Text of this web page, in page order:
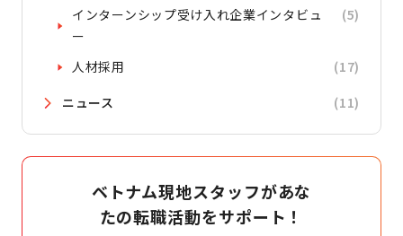
インターンシップ受け入れ企業インタビュ
ー
(5)
人材採用
(17)
ニュース
(11)
ベトナム現地スタッフがあな
たの転職活動をサポート！